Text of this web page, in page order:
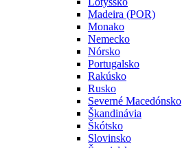
Madeira (POR)
Monako
Nemecko
Nórsko
Portugalsko
Rakúsko
Rusko
Severné Macedónsko
Škandinávia
Škótsko
Slovinsko